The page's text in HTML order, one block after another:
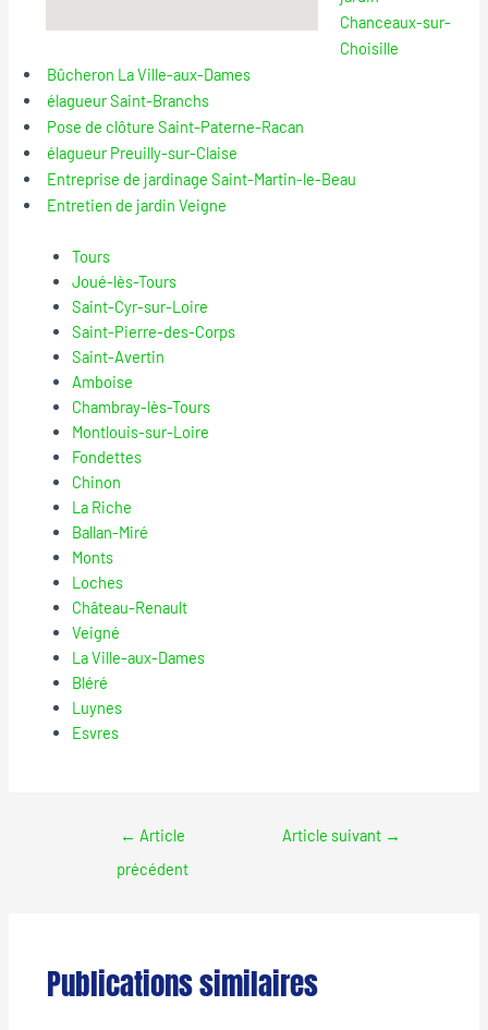
Chanceaux-sur-
Choisille
Bûcheron La Ville-aux-Dames
élagueur Saint-Branchs
Pose de clôture Saint-Paterne-Racan
élagueur Preuilly-sur-Claise
Entreprise de jardinage Saint-Martin-le-Beau
Entretien de jardin Veigne
Tours
Joué-lès-Tours
Saint-Cyr-sur-Loire
Saint-Pierre-des-Corps
Saint-Avertin
Amboise
Chambray-lès-Tours
Montlouis-sur-Loire
Fondettes
Chinon
La Riche
Ballan-Miré
Monts
Loches
Château-Renault
Veigné
La Ville-aux-Dames
Bléré
Luynes
Esvres
← Article
précédent
Article suivant →
Publications similaires